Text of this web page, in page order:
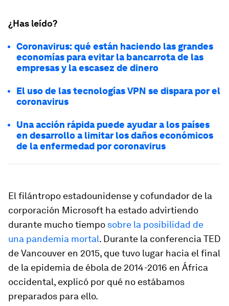
¿Has leído?
Coronavirus: qué están haciendo las grandes
economías para evitar la bancarrota de las
empresas y la escasez de dinero
El uso de las tecnologías VPN se dispara por el
coronavirus
Una acción rápida puede ayudar a los países
en desarrollo a limitar los daños económicos
de la enfermedad por coronavirus
El filántropo estadounidense y cofundador de la
corporación Microsoft ha estado advirtiendo
durante mucho tiempo sobre la posibilidad de
una pandemia mortal. Durante la conferencia TED
de Vancouver en 2015, que tuvo lugar hacia el final
de la epidemia de ébola de 2014-2016 en África
occidental, explicó por qué no estábamos
preparados para ello.